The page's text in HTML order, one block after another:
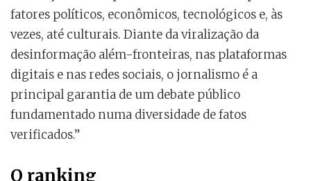
fatores políticos, econômicos, tecnológicos e, às
vezes, até culturais. Diante da viralização da
desinformação além-fronteiras, nas plataformas
digitais e nas redes sociais, o jornalismo é a
principal garantia de um debate público
fundamentado numa diversidade de fatos
verificados.”
O ranking